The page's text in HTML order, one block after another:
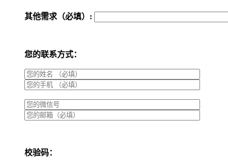
其他需求（必填）:
您的联系方式：
校验码：